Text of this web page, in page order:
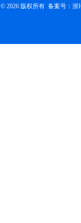
© 2026 版权所有 备案号：浙